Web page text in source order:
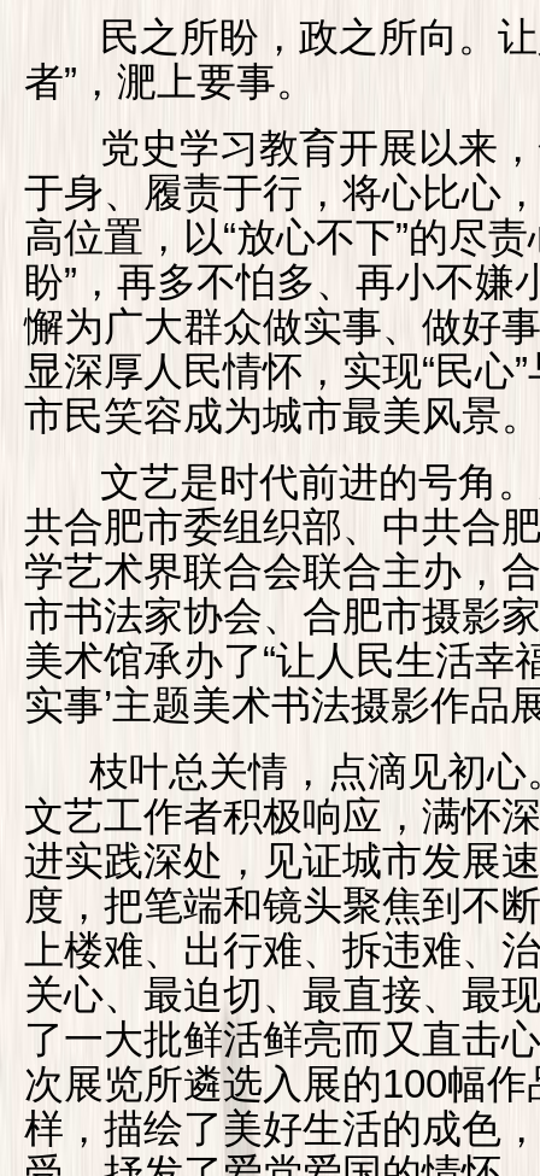
民之所盼，政之所向。让
者”，淝上要事。
党史学习教育开展以来，
于身、履责于行，将心比心
高位置，以“放心不下”的尽
盼”，再多不怕多、再小不嫌
懈为广大群众做实事、做好
显深厚人民情怀，实现“民心
市民笑容成为城市最美风景。
文艺是时代前进的号角。
共合肥市委组织部、中共合
学艺术界联合会联合主办，
市书法家协会、合肥市摄影
美术馆承办了“让人民生活
实事’主题美术书法摄影作品
枝叶总关情，点滴见初心
文艺工作者积极响应，满怀
进实践深处，见证城市发展
度，把笔端和镜头聚焦到不
上楼难、出行难、拆违难、
关心、最迫切、最直接、最
了一大批鲜活鲜亮而又直击
次展览所遴选入展的100幅
样，描绘了美好生活的成色